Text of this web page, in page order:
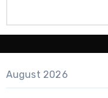
August 2026